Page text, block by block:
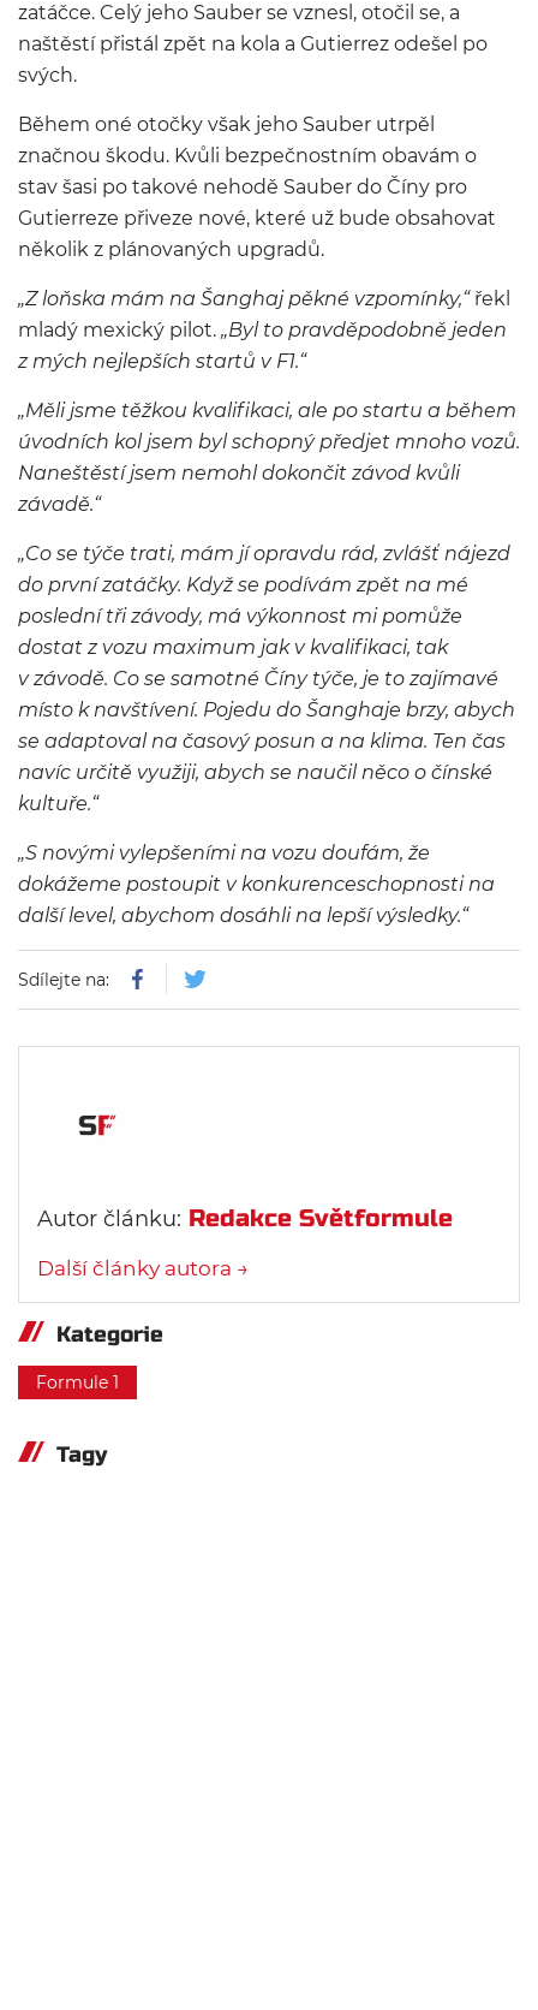
zatáčce. Celý jeho Sauber se vznesl, otočil se, a
naštěstí přistál zpět na kola a Gutierrez odešel po
svých.
Během oné otočky však jeho Sauber utrpěl
značnou škodu. Kvůli bezpečnostním obavám o
stav šasi po takové nehodě Sauber do Číny pro
Gutierreze přiveze nové, které už bude obsahovat
několik z plánovaných upgradů.
„Z loňska mám na Šanghaj pěkné vzpomínky,“řekl
mladý mexický pilot. „Byl to pravděpodobně jeden
z mých nejlepších startů v F1.“
„Měli jsme těžkou kvalifikaci, ale po startu a během
úvodních kol jsem byl schopný předjet mnoho vozů.
Naneštěstí jsem nemohl dokončit závod kvůli
závadě.“
„Co se týče trati, mám jí opravdu rád, zvlášť nájezd
do první zatáčky. Když se podívám zpět na mé
poslední tři závody, má výkonnost mi pomůže
dostat z vozu maximum jak v kvalifikaci, tak
v závodě. Co se samotné Číny týče, je to zajímavé
místo k navštívení. Pojedu do Šanghaje brzy, abych
se adaptoval na časový posun a na klima. Ten čas
navíc určitě využiji, abych se naučil něco o čínské
kultuře.“
„S novými vylepšeními na vozu doufám, že
dokážeme postoupit v konkurenceschopnosti na
další level, abychom dosáhli na lepší výsledky.“
Sdílejte na:
Autor článku: Redakce Světformule
Další články autora →
Kategorie
Formule 1
Tagy